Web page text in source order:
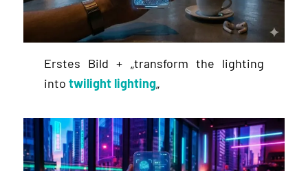
Erstes Bild + „transform the lighting
intotwilight lighting„